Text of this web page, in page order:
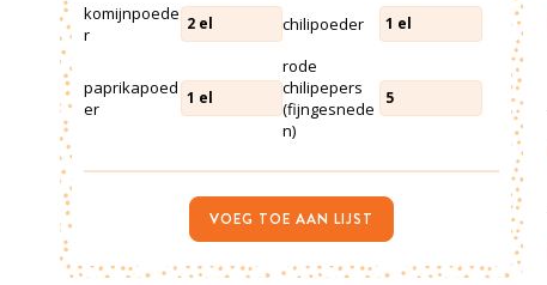
komijnpoede
r
2 el chilipoeder 1 el
paprikapoed
er
1 el
rode
chilipepers
(fijngesnede
n)
5
VOEG TOE AAN LIJST